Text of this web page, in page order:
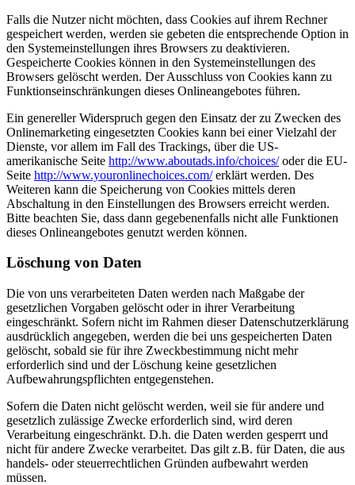
Falls die Nutzer nicht möchten, dass Cookies auf ihrem Rechner
gespeichert werden, werden sie gebeten die entsprechende Option in
den Systemeinstellungen ihres Browsers zu deaktivieren.
Gespeicherte Cookies können in den Systemeinstellungen des
Browsers gelöscht werden. Der Ausschluss von Cookies kann zu
Funktionseinschränkungen dieses Onlineangebotes führen.
Ein genereller Widerspruch gegen den Einsatz der zu Zwecken des
Onlinemarketing eingesetzten Cookies kann bei einer Vielzahl der
Dienste, vor allem im Fall des Trackings, über die US-
amerikanische Seite http://www.aboutads.info/choices/oder die EU-
Seite http://www.youronlinechoices.com/erklärt werden. Des
Weiteren kann die Speicherung von Cookies mittels deren
Abschaltung in den Einstellungen des Browsers erreicht werden.
Bitte beachten Sie, dass dann gegebenenfalls nicht alle Funktionen
dieses Onlineangebotes genutzt werden können.
Löschung von Daten
Die von uns verarbeiteten Daten werden nach Maßgabe der
gesetzlichen Vorgaben gelöscht oder in ihrer Verarbeitung
eingeschränkt. Sofern nicht im Rahmen dieser Datenschutzerklärung
ausdrücklich angegeben, werden die bei uns gespeicherten Daten
gelöscht, sobald sie für ihre Zweckbestimmung nicht mehr
erforderlich sind und der Löschung keine gesetzlichen
Aufbewahrungspflichten entgegenstehen.
Sofern die Daten nicht gelöscht werden, weil sie für andere und
gesetzlich zulässige Zwecke erforderlich sind, wird deren
Verarbeitung eingeschränkt. D.h. die Daten werden gesperrt und
nicht für andere Zwecke verarbeitet. Das gilt z.B. für Daten, die aus
handels- oder steuerrechtlichen Gründen aufbewahrt werden
müssen.